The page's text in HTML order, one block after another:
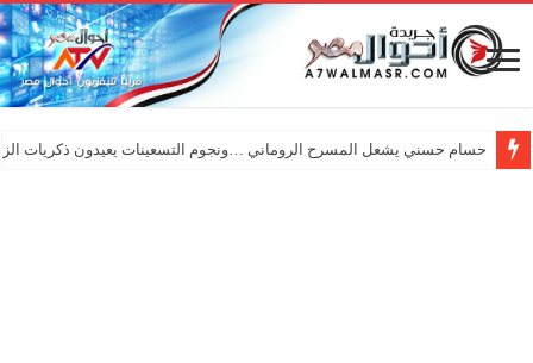
حسام حسني يشعل المسرح الروماني …ونجوم التسعينات يعيدون ذكريات